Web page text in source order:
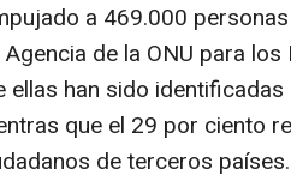
a 469.000
de la ONU para los
ellas han sido
que el 29 por ciento
de terceros países.